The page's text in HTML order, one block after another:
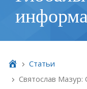
Cтатьи
Святослав